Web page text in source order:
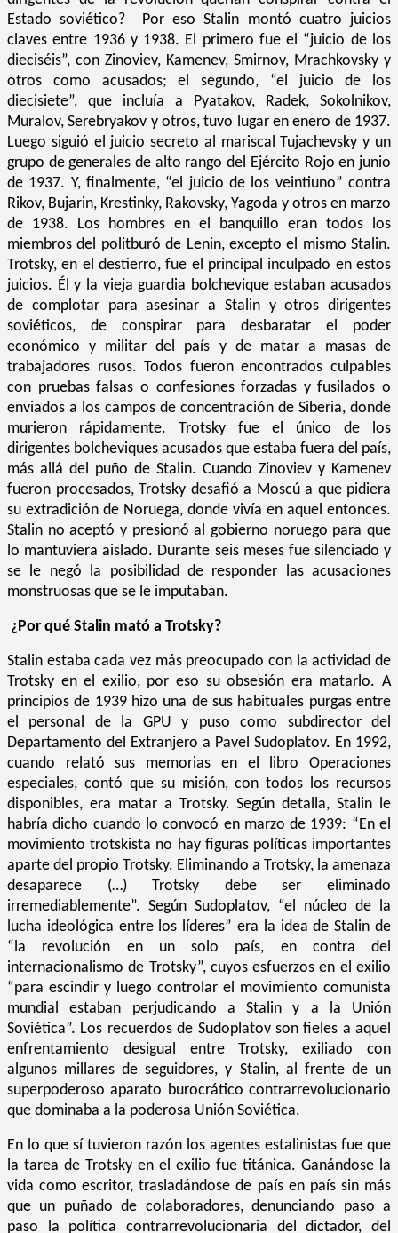
Estado soviético? Por eso Stalin montó cuatro juicios
claves entre 1936 y 1938. El primero fue el “juicio de los
dieciséis”, con Zinoviev, Kamenev, Smirnov, Mrachkovsky y
otros como acusados; el segundo, “el juicio de los
diecisiete”, que incluía a Pyatakov, Radek, Sokolnikov,
Muralov, Serebryakov y otros, tuvo lugar en enero de 1937.
Luego siguió el juicio secreto al mariscal Tujachevsky y un
grupo de generales de alto rango del Ejército Rojo en junio
de 1937. Y, finalmente, “el juicio de los veintiuno” contra
Rikov, Bujarin, Krestinky, Rakovsky, Yagoda y otros en marzo
de 1938. Los hombres en el banquillo eran todos los
miembros del politburó de Lenin, excepto el mismo Stalin.
Trotsky, en el destierro, fue el principal inculpado en estos
juicios. Él y la vieja guardia bolchevique estaban acusados
de complotar para asesinar a Stalin y otros dirigentes
soviéticos, de conspirar para desbaratar el poder
económico y militar del país y de matar a masas de
trabajadores rusos. Todos fueron encontrados culpables
con pruebas falsas o confesiones forzadas y fusilados o
enviados a los campos de concentración de Siberia, donde
murieron rápidamente. Trotsky fue el único de los
dirigentes bolcheviques acusados que estaba fuera del país,
más allá del puño de Stalin. Cuando Zinoviev y Kamenev
fueron procesados, Trotsky desafió a Moscú a que pidiera
su extradición de Noruega, donde vivía en aquel entonces.
Stalin no aceptó y presionó al gobierno noruego para que
lo mantuviera aislado. Durante seis meses fue silenciado y
se le negó la posibilidad de responder las acusaciones
monstruosas que se le imputaban.
¿Por qué Stalin mató a Trotsky?
Stalin estaba cada vez más preocupado con la actividad de
Trotsky en el exilio, por eso su obsesión era matarlo. A
principios de 1939 hizo una de sus habituales purgas entre
el personal de la GPU y puso como subdirector del
Departamento del Extranjero a Pavel Sudoplatov. En 1992,
cuando relató sus memorias en el libro Operaciones
especiales, contó que su misión, con todos los recursos
disponibles, era matar a Trotsky. Según detalla, Stalin le
habría dicho cuando lo convocó en marzo de 1939: “En el
movimiento trotskista no hay figuras políticas importantes
aparte del propio Trotsky. Eliminando a Trotsky, la amenaza
desaparece (…) Trotsky debe ser eliminado
irremediablemente”. Según Sudoplatov, “el núcleo de la
lucha ideológica entre los líderes” era la idea de Stalin de
“la revolución en un solo país, en contra del
internacionalismo de Trotsky”, cuyos esfuerzos en el exilio
“para escindir y luego controlar el movimiento comunista
mundial estaban perjudicando a Stalin y a la Unión
Soviética”. Los recuerdos de Sudoplatov son fieles a aquel
enfrentamiento desigual entre Trotsky, exiliado con
algunos millares de seguidores, y Stalin, al frente de un
superpoderoso aparato burocrático contrarrevolucionario
que dominaba a la poderosa Unión Soviética.
En lo que sí tuvieron razón los agentes estalinistas fue que
la tarea de Trotsky en el exilio fue titánica. Ganándose la
vida como escritor, trasladándose de país en país sin más
que un puñado de colaboradores, denunciando paso a
paso la política contrarrevolucionaria del dictador, del